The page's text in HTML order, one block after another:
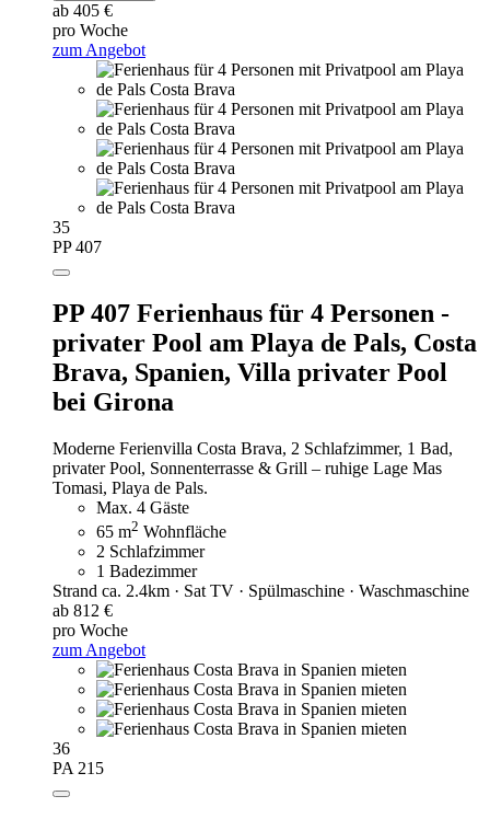
ab 405 €
pro Woche
zum Angebot
35
PP 407
PP 407 Ferienhaus für 4 Personen -
privater Pool am Playa de Pals, Costa
Brava, Spanien, Villa privater Pool
bei Girona
Moderne Ferienvilla Costa Brava, 2 Schlafzimmer, 1 Bad,
privater Pool, Sonnenterrasse & Grill – ruhige Lage Mas
Tomasi, Playa de Pals.
Max. 4 Gäste
65 m2 Wohnfläche
2 Schlafzimmer
1 Badezimmer
Strand ca. 2.4km · Sat TV · Spülmaschine · Waschmaschine
ab 812 €
pro Woche
zum Angebot
36
PA 215